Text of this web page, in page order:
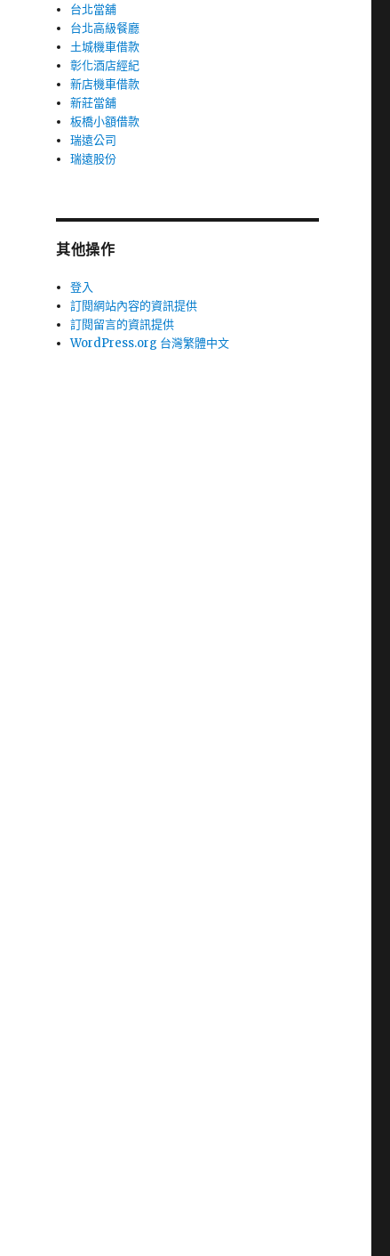
台北當舖
台北高級餐廳
土城機車借款
彰化酒店經紀
新店機車借款
新莊當舖
板橋小額借款
瑞遠公司
瑞遠股份
其他操作
登入
訂閱網站內容的資訊提供
訂閱留言的資訊提供
WordPress.org 台灣繁體中文